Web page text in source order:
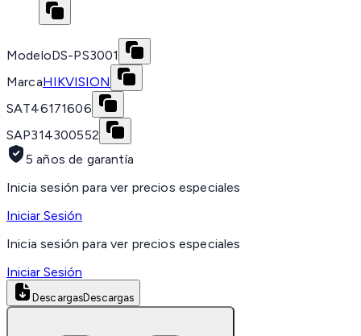
ModeloDS-PS3001
MarcaHIKVISION
SAT46171606
SAP314300552
5 años de garantía
Inicia sesión para ver precios especiales
Iniciar Sesión
Inicia sesión para ver precios especiales
Iniciar Sesión
DescargasDescargas